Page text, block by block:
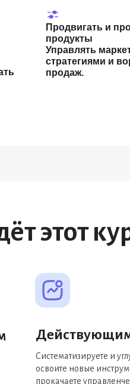
Продвигать и
продукты
Управлять
стратегиями и
продаж.
этот
Систематизируете и
освоите новые
прокачаете
Действующим